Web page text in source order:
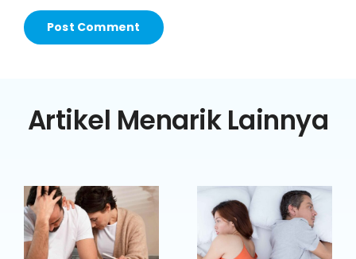
Artikel Menarik Lainnya